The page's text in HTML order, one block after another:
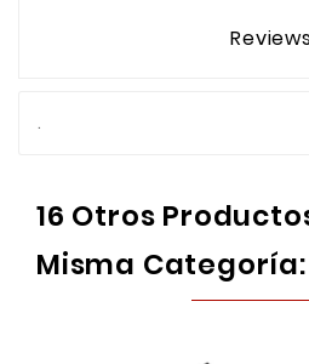
.
16 Otros
Misma Categoría: